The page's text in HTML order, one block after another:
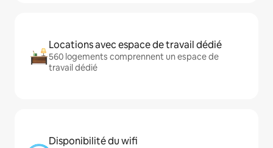
Locations avec espace de travail dédié
560 logements comprennent un espace de
travail dédié
Disponibilité du wifi